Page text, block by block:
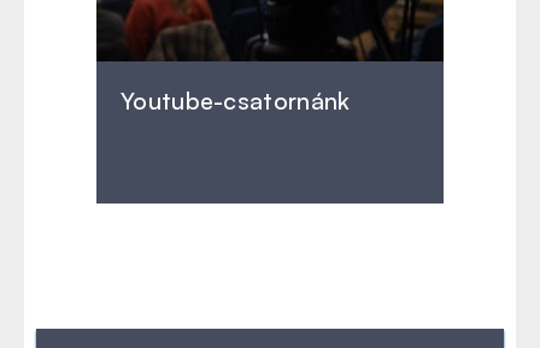
Youtube-csatornánk